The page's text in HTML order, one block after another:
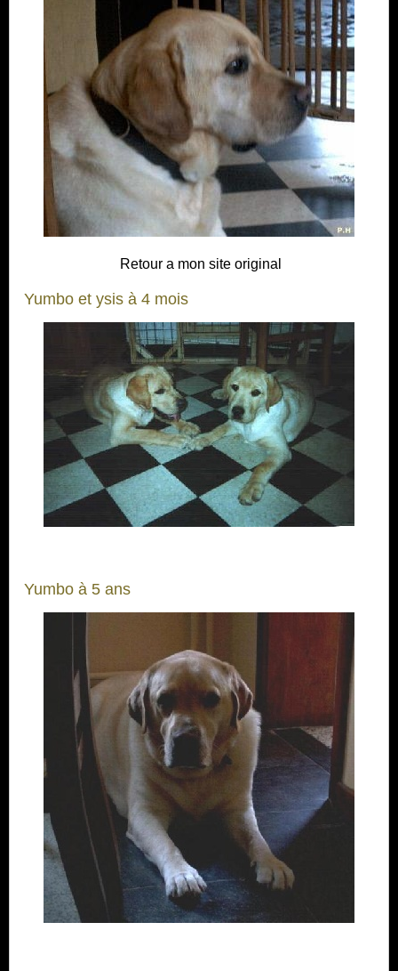
Retour a mon site original
Yumbo et ysis à 4 mois
Yumbo à 5 ans